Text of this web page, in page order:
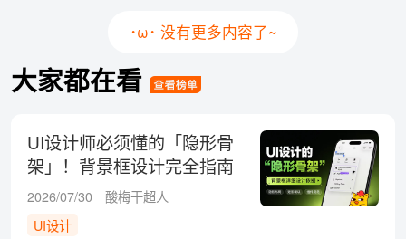
･ω･ 没有更多内容了~
大家都在看
UI设计师必须懂的「隐形骨
架」！背景框设计完全指南
2026/07/30
酸梅干超人
UI设计